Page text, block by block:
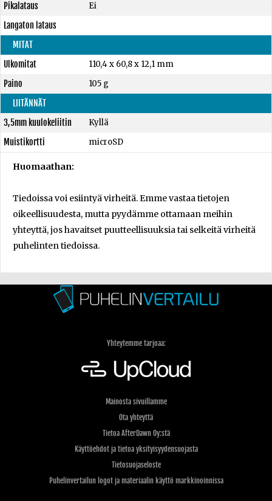
Pikalataus
Ei
Langaton lataus
MITAT
Ulkomitat
110,4 x 60,8 x 12,1 mm
Paino
105 g
LIITÄNNÄT
3,5mm kuulokeliitin
Kyllä
Muistikortti
microSD
Huomaathan:
Tiedoissa voi esiintyä virheitä. Emme vastaa tietojen
oikeellisuudesta, mutta pyydämme ottamaan meihin
yhteyttä, jos havaitset puutteellisuuksia tai selkeitä virheitä
puhelinten tiedoissa.
Yhteytemme tarjoaa:
Mainosta sivuillamme
Ota yhteyttä
Tietoa AfterDawn Oy:stä
Käyttöehdot ja tietoa yksityisyydensuojasta
Tietosuojaseloste
Puhelinvertailun logot ja materiaalin käyttö markkinoinnissa